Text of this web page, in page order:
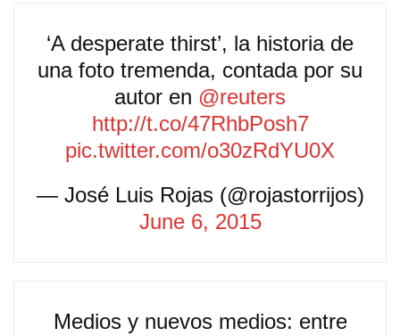
‘A desperate thirst’, la historia de
una foto tremenda, contada por su
autor en @reuters
http://t.co/47RhbPosh7
pic.twitter.com/o30zRdYU0X
— José Luis Rojas (@rojastorrijos)
June 6, 2015
Medios y nuevos medios: entre